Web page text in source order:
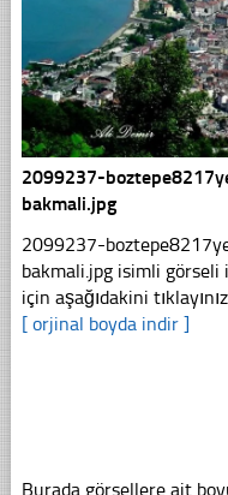
2099237-
bakmali.jpg
2099237-
bakmali.jpg isimli
için aşağıdakini
[ orjinal boyda indir ]
Burada görsellere ait